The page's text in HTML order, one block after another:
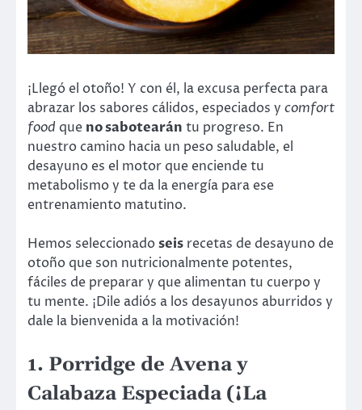
¡Llegó el otoño! Y con él, la excusa perfecta para
abrazar los sabores cálidos, especiados y comfort
food que no sabotearán tu progreso. En
nuestro camino hacia un peso saludable, el
desayuno es el motor que enciende tu
metabolismo y te da la energía para ese
entrenamiento matutino.
Hemos seleccionadoseis recetas de desayuno de
otoño que son nutricionalmente potentes,
fáciles de preparar y que alimentan tu cuerpo y
tu mente. ¡Dile adiós a los desayunos aburridos y
dale la bienvenida a la motivación!
1. Porridge de Avena y
Calabaza Especiada (¡La